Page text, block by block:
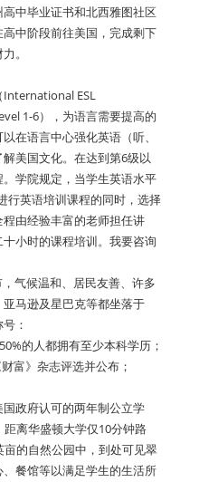
中毕业证书和北西雅图社区
中阶段前往美国，完成剩下
。
International ESL
1-6），为语言需要提高的
在语言中心强化英语（听、
美国文化。在达到第6级以
学院规定，当学生英语水平
行英语培训课程的同时，选择
由经验丰富的老师担任讲
小时的课程培训。我要咨询
气候温和、居民友善、许多
马逊及星巴克等都坐落于
：
的人都拥有至少本科学历；
富》杂志评选并公布；
政府认可的两年制公立学
离华盛顿大学仅10分钟路
的自然公园中，到处可见翠
餐馆等以满足学生的生活所